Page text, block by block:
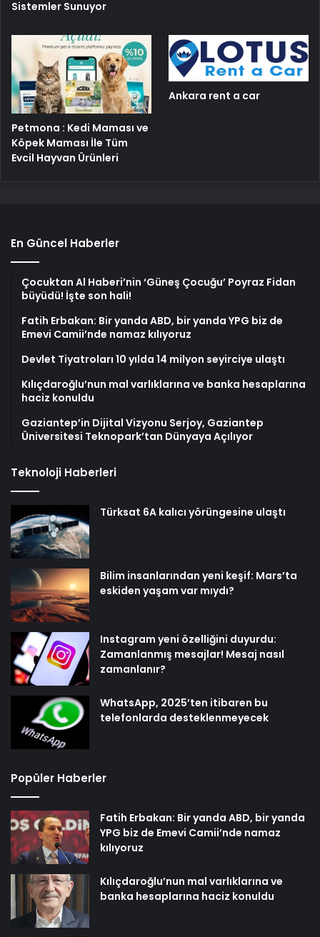
Sistemler Sunuyor
Petmona : Kedi Maması ve
Köpek Maması İle Tüm
Evcil Hayvan Ürünleri
Ankara rent a car
En Güncel Haberler
Çocuktan Al Haberi’nin ‘Güneş Çocuğu’ Poyraz Fidan
büyüdü! İşte son hali!
Fatih Erbakan: Bir yanda ABD, bir yanda YPG biz de
Emevi Camii’nde namaz kılıyoruz
Devlet Tiyatroları 10 yılda 14 milyon seyirciye ulaştı
Kılıçdaroğlu’nun mal varlıklarına ve banka hesaplarına
haciz konuldu
Gaziantep’in Dijital Vizyonu Serjoy, Gaziantep
Üniversitesi Teknopark’tan Dünyaya Açılıyor
Teknoloji Haberleri
Türksat 6A kalıcı yörüngesine ulaştı
Bilim insanlarından yeni keşif: Mars’ta
eskiden yaşam var mıydı?
Instagram yeni özelliğini duyurdu:
Zamanlanmış mesajlar! Mesaj nasıl
zamanlanır?
WhatsApp, 2025’ten itibaren bu
telefonlarda desteklenmeyecek
Popüler Haberler
Fatih Erbakan: Bir yanda ABD, bir yanda
YPG biz de Emevi Camii’nde namaz
kılıyoruz
Kılıçdaroğlu’nun mal varlıklarına ve
banka hesaplarına haciz konuldu